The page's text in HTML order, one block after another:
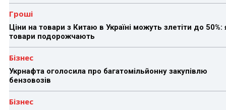
Гроші
Ціни на товари з Китаю в Україні можуть злетіти до 50%:
товари подорожчають
Бізнес
Укрнафта оголосила про багатомільйонну закупівлю
бензовозів
Бізнес